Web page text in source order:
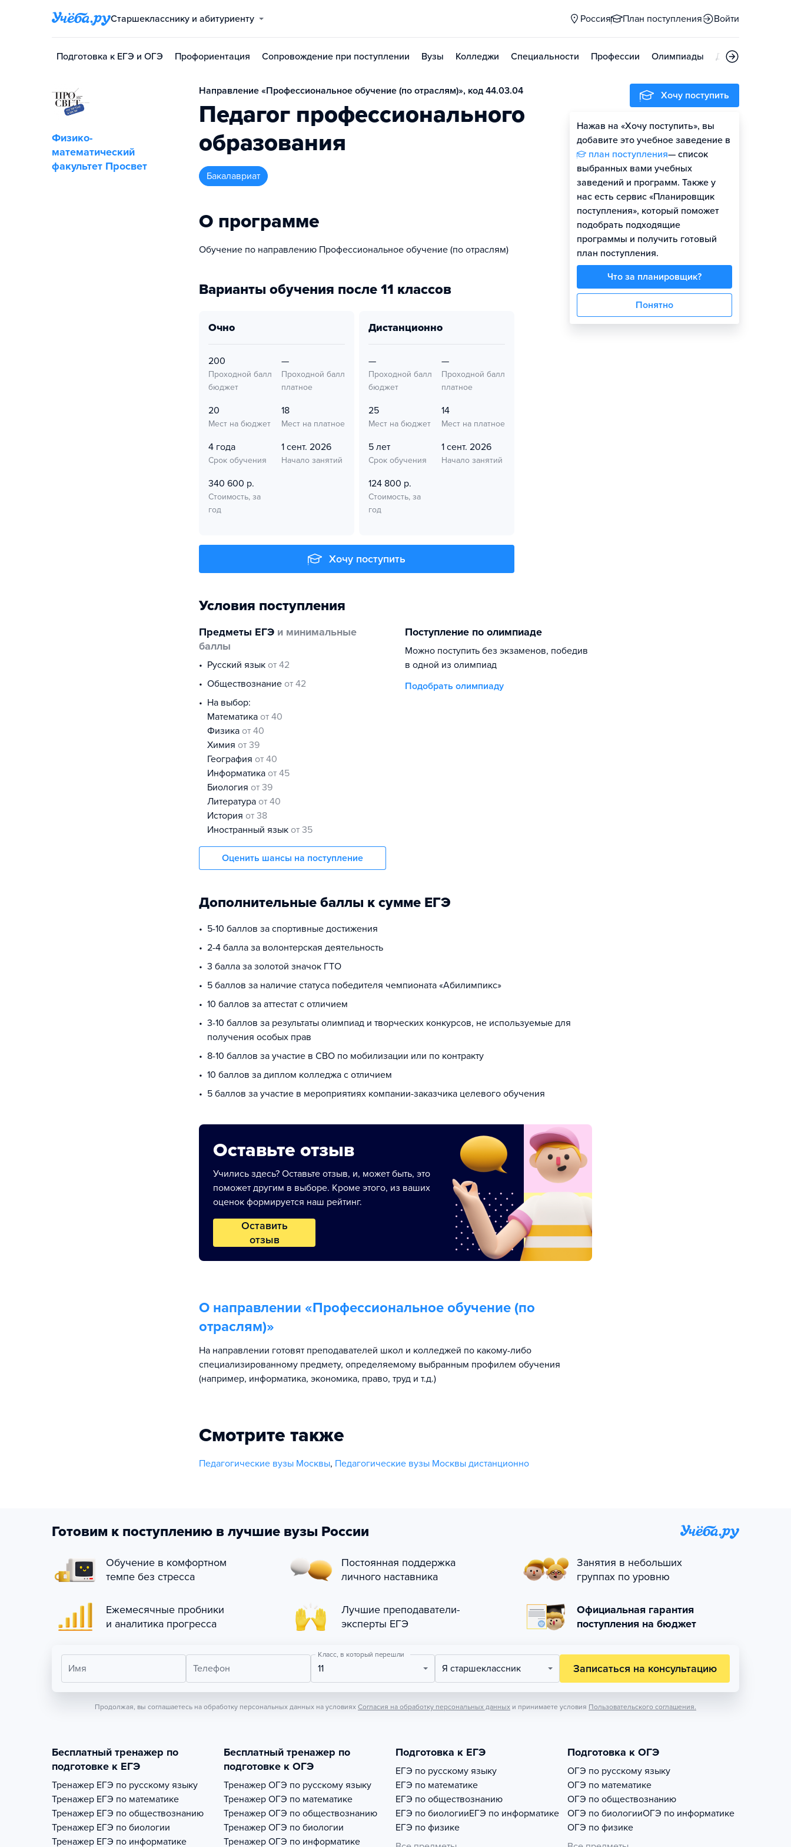
Старшекласснику и абитуриенту Россия План поступления Войти
Подготовка к ЕГЭ и ОГЭ Профориентация Сопровождение при поступлении Вузы Колледжи Специальности Профессии Олимпиады Дни открытых
Физико-
математический
факультет Просвет
Направление «Профессиональное обучение (по отраслям)», код 44.03.04
Педагог профессионального
образования
бакалавриат
О программе
Обучение по направлению Профессиональное обучение (по отраслям)
Варианты обучения после 11 классов
очно
200
Проходной балл
бюджет
—
Проходной балл
платное
20
Мест на бюджет
18
Мест на платное
4 года
Срок обучения
1 сент. 2026
Начало занятий
340 600 р.
Стоимость, за
год
дистанционно
—
Проходной балл
бюджет
—
Проходной балл
платное
25
Мест на бюджет
14
Мест на платное
5 лет
Срок обучения
1 сент. 2026
Начало занятий
124 800 р.
Стоимость, за
год
Хочу поступить
Условия поступления
Предметы ЕГЭ и минимальные
баллы
русский язык от 42
обществознание от 42
На выбор:
математика от 40
физика от 40
химия от 39
география от 40
информатика от 45
биология от 39
литература от 40
история от 38
иностранный язык от 35
Оценить шансы на поступление
Поступление по олимпиаде
Можно поступить без экзаменов, победив
в одной из олимпиад
Подобрать олимпиаду
Дополнительные баллы к сумме ЕГЭ
5-10 баллов за спортивные достижения
2-4 балла за волонтерская деятельность
3 балла за золотой значок ГТО
5 баллов за наличие статуса победителя чемпионата «Абилимпикс»
10 баллов за аттестат с отличием
3-10 баллов за результаты олимпиад и творческих конкурсов, не используемые для
получения особых прав
8-10 баллов за участие в СВО по мобилизации или по контракту
10 баллов за диплом колледжа с отличием
5 баллов за участие в мероприятиях компании-заказчика целевого обучения
Оставьте отзыв
Учились здесь? Оставьте отзыв, и, может быть, это
поможет другим в выборе. Кроме этого, из ваших
оценок формируется наш рейтинг.
Оставить
отзыв
О направлении «Профессиональное обучение (по
отраслям)»
На направлении готовят преподавателей школ и колледжей по какому-либо
специализированному предмету, определяемому выбранным профилем обучения
(например, информатика, экономика, право, труд и т.д.)
Смотрите также
Педагогические вузы Москвы, Педагогические вузы Москвы дистанционно
Хочу поступить
Нажав на «Хочу поступить», вы
добавите это учебное заведение в
план поступления— список
выбранных вами учебных
заведений и программ. Также у
нас есть сервис «Планировщик
поступления», который поможет
подобрать подходящие
программы и получить готовый
план поступления.
Что за планировщик?
Понятно
Оценить шансы
Готовим к поступлению в лучшие вузы России
Обучение в комфортном
темпе без стресса
Постоянная поддержка
личного наставника
Занятия в небольших
группах по уровню
Ежемесячные пробники
и аналитика прогресса
Лучшие преподаватели-
эксперты ЕГЭ
Официальная гарантия
поступления на бюджет
Имя Телефон
Класс, в который перешли
11 Я старшеклассник Записаться на консультацию
Продолжая, вы соглашаетесь на обработку персональных данных на условиях Согласия на обработку персональных данных и принимаете условия Пользовательского соглашения.
Бесплатный тренажер по
подготовке к ЕГЭ
Тренажер ЕГЭ по русскому языку
Тренажер ЕГЭ по математике
Тренажер ЕГЭ по обществознанию
Тренажер ЕГЭ по биологии
Тренажер ЕГЭ по информатике
Бесплатный тренажер по
подготовке к ОГЭ
Тренажер ОГЭ по русскому языку
Тренажер ОГЭ по математике
Тренажер ОГЭ по обществознанию
Тренажер ОГЭ по биологии
Тренажер ОГЭ по информатике
Подготовка к ЕГЭ
ЕГЭ по русскому языку
ЕГЭ по математике
ЕГЭ по обществознанию
ЕГЭ по биологииЕГЭ по информатике
ЕГЭ по физике
Подготовка к ОГЭ
ОГЭ по русскому языку
ОГЭ по математике
ОГЭ по обществознанию
ОГЭ по биологииОГЭ по информатике
ОГЭ по физике